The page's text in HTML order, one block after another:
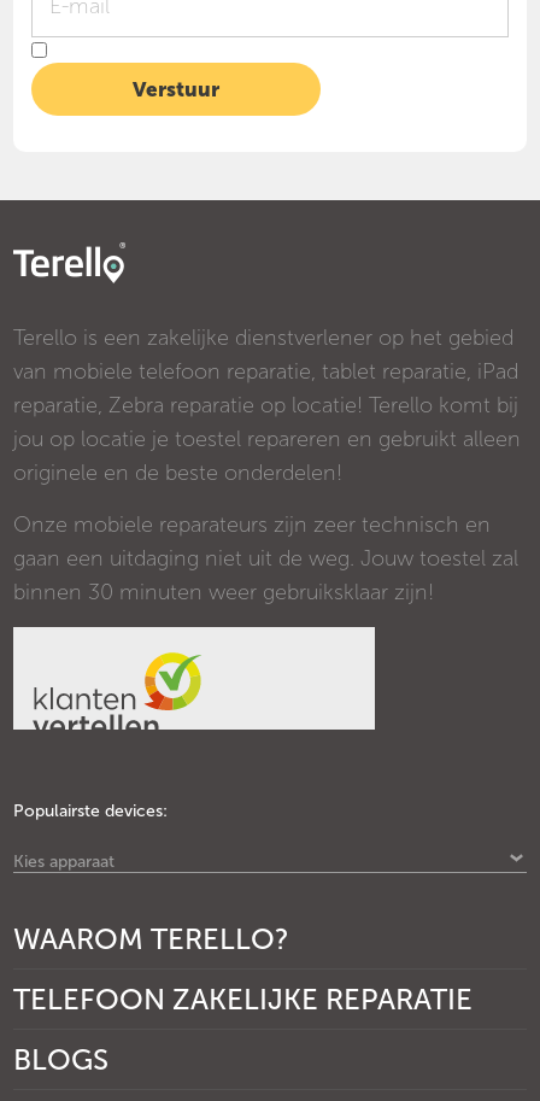
Terello is een zakelijke dienstverlener op het gebied
van mobiele telefoon reparatie, tablet reparatie, iPad
reparatie, Zebra reparatie op locatie! Terello komt bij
jou op locatie je toestel repareren en gebruikt alleen
originele en de beste onderdelen!
Onze mobiele reparateurs zijn zeer technisch en
gaan een uitdaging niet uit de weg. Jouw toestel zal
binnen 30 minuten weer gebruiksklaar zijn!
Populairste devices:
Kies apparaat
WAAROM TERELLO?
TELEFOON ZAKELIJKE REPARATIE
BLOGS